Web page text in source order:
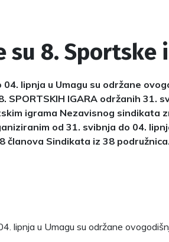
su 8. Sportske
04. lipnja u Umagu su održane
SPORTSKIH IGARA održanih 31.
igrama Nezavisnog sindikata
od 31. svibnja do 04.
članova Sindikata iz 38
lipnja u Umagu su održane